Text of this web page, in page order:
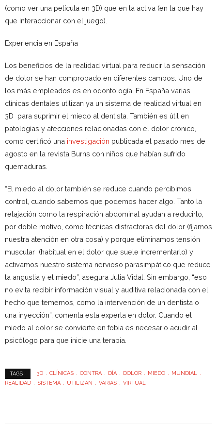
(como ver una película en 3D) que en la activa (en la que hay
que interaccionar con el juego).
Experiencia en España
Los beneficios de la realidad virtual para reducir la sensación
de dolor se han comprobado en diferentes campos. Uno de
los más empleados es en odontología. En España varias
clínicas dentales utilizan ya un sistema de realidad virtual en
3D para suprimir el miedo al dentista. También es útil en
patologías y afecciones relacionadas con el dolor crónico,
como certificó una investigación publicada el pasado mes de
agosto en la revista Burns con niños que habían sufrido
quemaduras.
“El miedo al dolor también se reduce cuando percibimos
control, cuando sabemos que podemos hacer algo. Tanto la
relajación como la respiración abdominal ayudan a reducirlo,
por doble motivo, como técnicas distractoras del dolor (fijamos
nuestra atención en otra cosa) y porque eliminamos tensión
muscular (habitual en el dolor que suele incrementarlo) y
activamos nuestro sistema nervioso parasimpático que reduce
la angustia y el miedo”, asegura Julia Vidal. Sin embargo, “eso
no evita recibir información visual y auditiva relacionada con el
hecho que tememos, como la intervención de un dentista o
una inyección”, comenta esta experta en dolor. Cuando el
miedo al dolor se convierte en fobia es necesario acudir al
psicólogo para que inicie una terapia.
TAGS : 3D CLÍNICAS CONTRA DÍA DOLOR MIEDO
MUNDIAL
REALIDAD
SISTEMA UTILIZAN VARIAS VIRTUAL